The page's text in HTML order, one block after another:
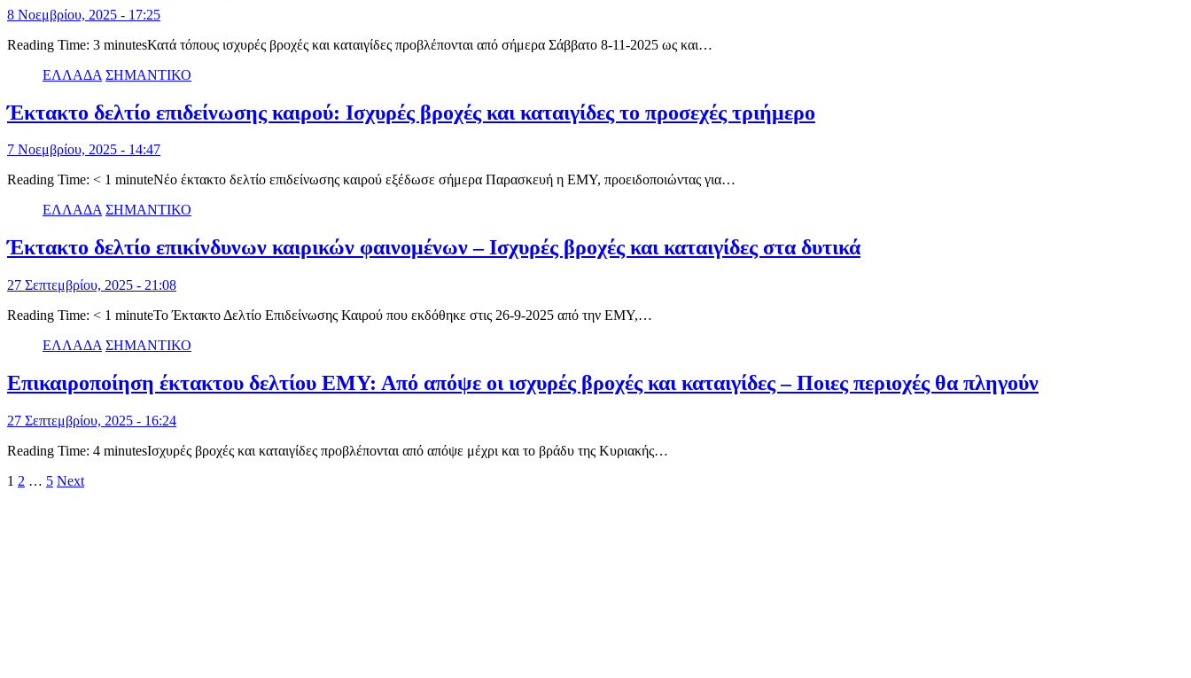
8 Νοεμβρίου, 2025 - 17:25
Reading Time: 3 minutesΚατά τόπους ισχυρές βροχές και καταιγίδες προβλέπονται από σήμερα Σάββατο 8-11-2025 ως και…
ΕΛΛΑΔΑ ΣΗΜΑΝΤΙΚΟ
Έκτακτο δελτίο επιδείνωσης καιρού: Ισχυρές βροχές και καταιγίδες το προσεχές τριήμερο
7 Νοεμβρίου, 2025 - 14:47
Reading Time: < 1 minuteΝέο έκτακτο δελτίο επιδείνωσης καιρού εξέδωσε σήμερα Παρασκευή η ΕΜΥ, προειδοποιώντας για…
ΕΛΛΑΔΑ ΣΗΜΑΝΤΙΚΟ
Έκτακτο δελτίο επικίνδυνων καιρικών φαινομένων – Ισχυρές βροχές και καταιγίδες στα δυτικά
27 Σεπτεμβρίου, 2025 - 21:08
Reading Time: < 1 minuteΤο Έκτακτο Δελτίο Επιδείνωσης Καιρού που εκδόθηκε στις 26-9-2025 από την ΕΜΥ,…
ΕΛΛΑΔΑ ΣΗΜΑΝΤΙΚΟ
Επικαιροποίηση έκτακτου δελτίου ΕΜΥ: Από απόψε οι ισχυρές βροχές και καταιγίδες – Ποιες περιοχές θα πληγούν
27 Σεπτεμβρίου, 2025 - 16:24
Reading Time: 4 minutesΙσχυρές βροχές και καταιγίδες προβλέπονται από απόψε μέχρι και το βράδυ της Κυριακής…
Σελιδοποίηση
1 2 … 5 Next